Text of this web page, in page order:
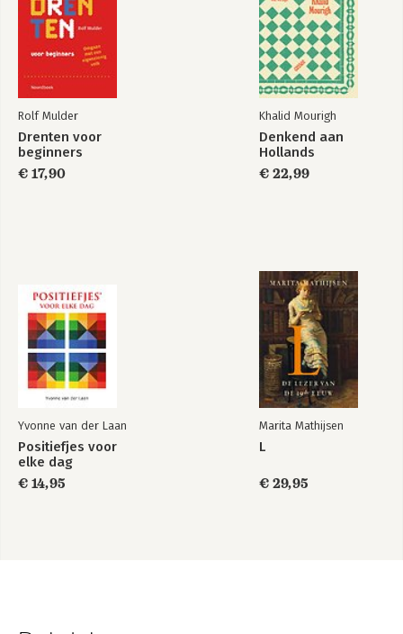
Rolf Mulder
Drenten voor
beginners
€ 17,90
Khalid Mourigh
Denkend aan
Hollands
€ 22,99
Yvonne van der Laan
Positiefjes voor
elke dag
€ 14,95
Marita Mathijsen
L
€ 29,95